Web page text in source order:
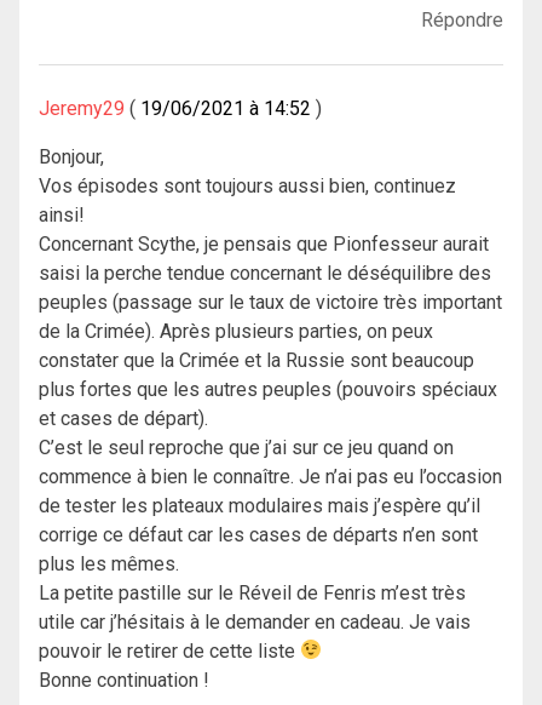
Répondre
Jeremy29 19/06/2021 à 14:52
Bonjour,
Vos épisodes sont toujours aussi bien, continuez
ainsi!
Concernant Scythe, je pensais que Pionfesseur aurait
saisi la perche tendue concernant le déséquilibre des
peuples (passage sur le taux de victoire très important
de la Crimée). Après plusieurs parties, on peux
constater que la Crimée et la Russie sont beaucoup
plus fortes que les autres peuples (pouvoirs spéciaux
et cases de départ).
C’est le seul reproche que j’ai sur ce jeu quand on
commence à bien le connaître. Je n’ai pas eu l’occasion
de tester les plateaux modulaires mais j’espère qu’il
corrige ce défaut car les cases de départs n’en sont
plus les mêmes.
La petite pastille sur le Réveil de Fenris m’est très
utile car j’hésitais à le demander en cadeau. Je vais
pouvoir le retirer de cette liste
Bonne continuation !